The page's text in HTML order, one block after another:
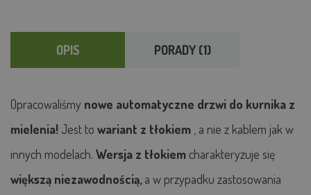
OPIS PORADY (1)
Opracowaliśmy nowe automatyczne drzwi do kurnika z
mielenia! Jest to wariant z tłokiem , a nie z kablem jak w
innych modelach. Wersja z tłokiem charakteryzuje się
większą niezawodnością, a w przypadku zastosowania